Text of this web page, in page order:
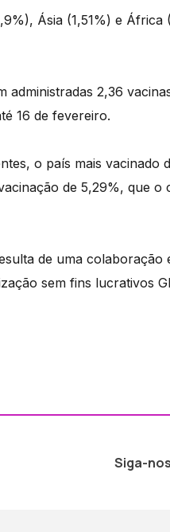
Ásia (1,51%) e
administradas 2,36
16 de fevereiro.
o país mais
de 5,29%, que o
de uma colaboração
sem fins lucrativos
Siga-